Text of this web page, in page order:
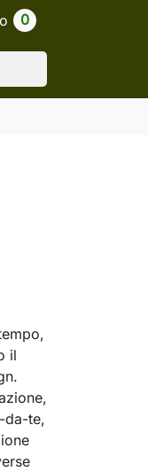
0
il
da-te,